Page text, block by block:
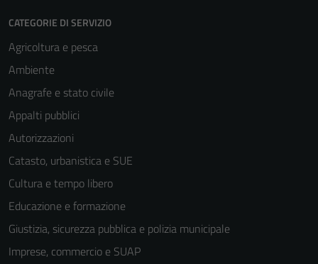
CATEGORIE DI SERVIZIO
Agricoltura e pesca
Ambiente
Anagrafe e stato civile
Appalti pubblici
Autorizzazioni
Catasto, urbanistica e SUE
Cultura e tempo libero
Educazione e formazione
Giustizia, sicurezza pubblica e polizia municipale
Imprese, commercio e SUAP
per il